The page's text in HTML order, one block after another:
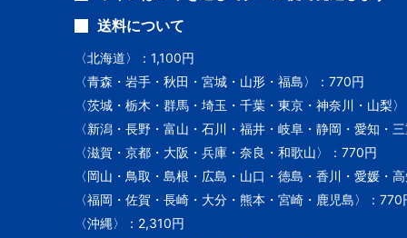
送料について
〈北海道〉：1,100円
〈青森・岩手・秋田・宮城・山形・福島〉：770円
〈茨城・栃木・群馬・埼玉・千葉・東京・神奈川・山梨
〈新潟・長野・富山・石川・福井・岐阜・静岡・愛知・
〈滋賀・京都・大阪・兵庫・奈良・和歌山〉：770円
〈岡山・鳥取・島根・広島・山口・徳島・香川・愛媛・
〈福岡・佐賀・長崎・大分・熊本・宮崎・鹿児島〉：770
〈沖縄〉：2,310円